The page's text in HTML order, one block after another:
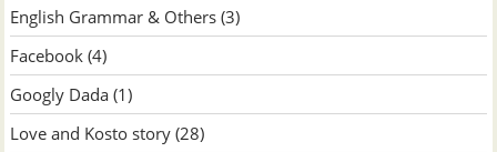
English Grammar & Others (3)
Facebook (4)
Googly Dada (1)
Love and Kosto story (28)